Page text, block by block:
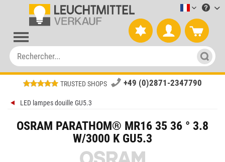
TRUSTED SHOPS +49 (0)2871-2347790
LED lampes douille GU5.3
OSRAM PARATHOM® MR16 35 36 ° 3.8
W/3000 K GU5.3